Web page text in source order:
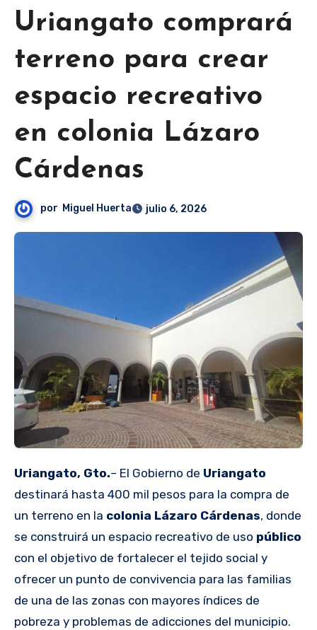
Uriangato comprará
terreno para crear
espacio recreativo
en colonia Lázaro
Cárdenas
por Miguel Huerta julio 6, 2026
Uriangato, Gto.– El Gobierno de Uriangato
destinará hasta 400 mil pesos para la compra de
un terreno en la colonia Lázaro Cárdenas, donde
se construirá un espacio recreativo de uso público
con el objetivo de fortalecer el tejido social y
ofrecer un punto de convivencia para las familias
de una de las zonas con mayores índices de
pobreza y problemas de adicciones del municipio.